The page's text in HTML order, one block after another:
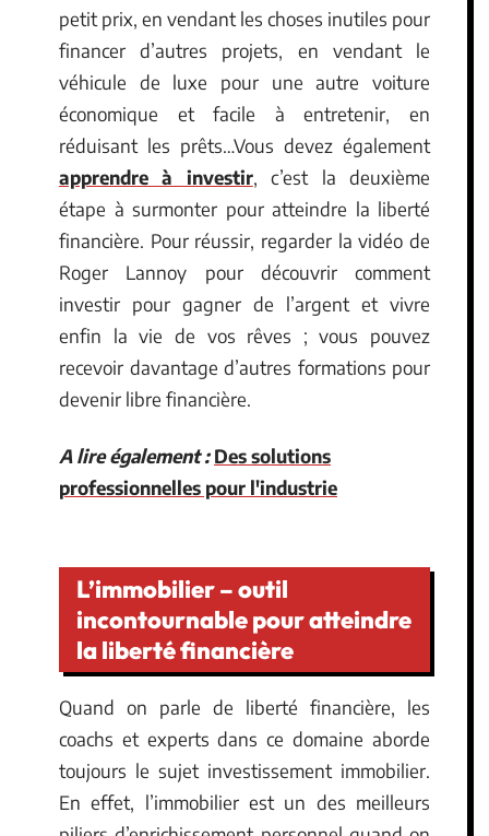
petit prix, en vendant les choses inutiles pour
financer d’autres projets, en vendant le
véhicule de luxe pour une autre voiture
économique et facile à entretenir, en
réduisant les prêts…Vous devez également
apprendre à investir, c’est la deuxième
étape à surmonter pour atteindre la liberté
financière. Pour réussir, regarder la vidéo de
Roger Lannoy pour découvrir comment
investir pour gagner de l’argent et vivre
enfin la vie de vos rêves ; vous pouvez
recevoir davantage d’autres formations pour
devenir libre financière.
A lire également : Des solutions
professionnelles pour l'industrie
L’immobilier – outil
incontournable pour atteindre
la liberté financière
Quand on parle de liberté financière, les
coachs et experts dans ce domaine aborde
toujours le sujet investissement immobilier.
En effet, l’immobilier est un des meilleurs